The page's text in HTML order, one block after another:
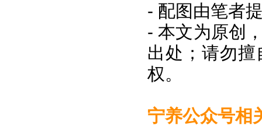
- 配图由笔者
- 本文为原创
出处；请勿
权。
宁养公众号相